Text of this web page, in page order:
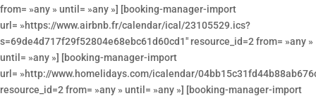
from= »any » until= »any »] [booking-manager-import
url= »https://www.airbnb.fr/calendar/ical/23105529.ics?
s=69de4d717f29f52804e68ebc61d60cd1″ resource_id=2 from= »any »
until= »any »] [booking-manager-import
url= »http://www.homelidays.com/icalendar/
resource_id=2 from= »any » until= »any »] [booking-manager-import